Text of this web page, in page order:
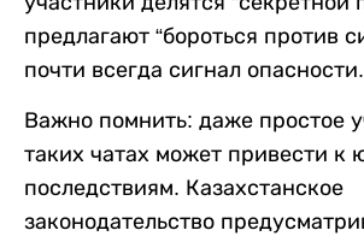
предлагают “бороться против
почти всегда сигнал опасности.
Важно помнить: даже простое
таких чатах может привести к
последствиям. Казахстанское
законодательство